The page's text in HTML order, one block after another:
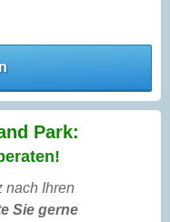
Park:
nach Ihren
Sie gerne